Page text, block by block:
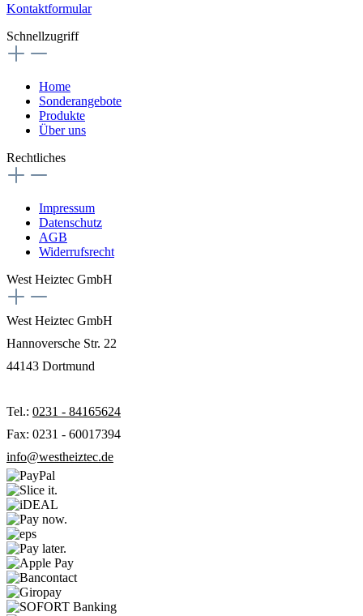
Kontaktformular
Schnellzugriff
Home
Sonderangebote
Produkte
Über uns
Rechtliches
Impressum
Datenschutz
AGB
Widerrufsrecht
West Heiztec GmbH
West Heiztec GmbH
Hannoversche Str. 22
44143 Dortmund
Tel.: 0231 - 84165624
Fax: 0231 - 60017394
info@westheiztec.de